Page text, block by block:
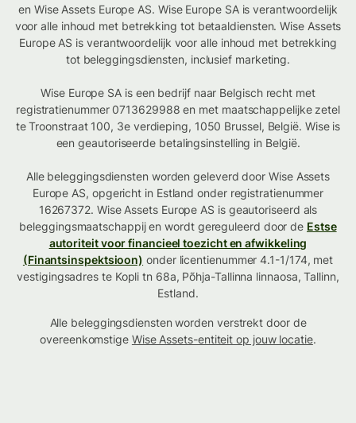
en Wise Assets Europe AS. Wise Europe SA is verantwoordelijk
voor alle inhoud met betrekking tot betaaldiensten. Wise Assets
Europe AS is verantwoordelijk voor alle inhoud met betrekking
tot beleggingsdiensten, inclusief marketing.
Wise Europe SA is een bedrijf naar Belgisch recht met
registratienummer 0713629988 en met maatschappelijke zetel
te Troonstraat 100, 3e verdieping, 1050 Brussel, België. Wise is
een geautoriseerde betalingsinstelling in België.
Alle beleggingsdiensten worden geleverd door Wise Assets
Europe AS, opgericht in Estland onder registratienummer
16267372. Wise Assets Europe AS is geautoriseerd als
beleggingsmaatschappij en wordt gereguleerd door de Estse
autoriteit voor financieel toezicht en afwikkeling
(Finantsinspektsioon) onder licentienummer 4.1-1/174, met
vestigingsadres te Kopli tn 68a, Põhja-Tallinna linnaosa, Tallinn,
Estland.
Alle beleggingsdiensten worden verstrekt door de
overeenkomstige Wise Assets-entiteit op jouw locatie.